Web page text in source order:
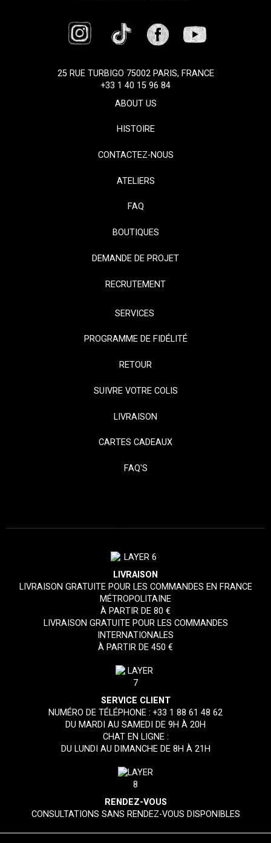
25 RUE TURBIGO 75002 PARIS, FRANCE
+33 1 40 15 96 84
ABOUT US
HISTOIRE
CONTACTEZ-NOUS
ATELIERS
FAQ
BOUTIQUES
DEMANDE DE PROJET
RECRUTEMENT
SERVICES
PROGRAMME DE FIDÉLITÉ
RETOUR
SUIVRE VOTRE COLIS
LIVRAISON
CARTES CADEAUX
FAQ'S
LIVRAISON
LIVRAISON GRATUITE POUR LES COMMANDES EN FRANCE
MÉTROPOLITAINE
À PARTIR DE 80 €
LIVRAISON GRATUITE POUR LES COMMANDES
INTERNATIONALES
À PARTIR DE 450 €
SERVICE CLIENT
NUMÉRO DE TÉLÉPHONE :+33 1 88 61 48 62
DU MARDI AU SAMEDI DE 9H À 20H
CHAT EN LIGNE :
DU LUNDI AU DIMANCHE DE 8H À 21H
RENDEZ-VOUS
CONSULTATIONS SANS RENDEZ-VOUS DISPONIBLES